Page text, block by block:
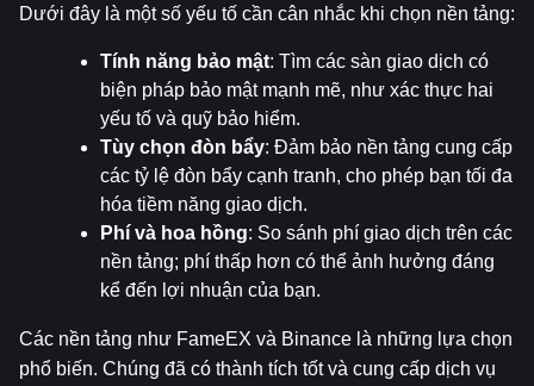
Dưới đây là một số yếu tố cần cân nhắc khi chọn nền tảng:
Tính năng bảo mật: Tìm các sàn giao dịch có
biện pháp bảo mật mạnh mẽ, như xác thực hai
yếu tố và quỹ bảo hiểm.
Tùy chọn đòn bẩy: Đảm bảo nền tảng cung cấp
các tỷ lệ đòn bẩy cạnh tranh, cho phép bạn tối đa
hóa tiềm năng giao dịch.
Phí và hoa hồng: So sánh phí giao dịch trên các
nền tảng; phí thấp hơn có thể ảnh hưởng đáng
kể đến lợi nhuận của bạn.
Các nền tảng như FameEX và Binance là những lựa chọn
phổ biến. Chúng đã có thành tích tốt và cung cấp dịch vụ